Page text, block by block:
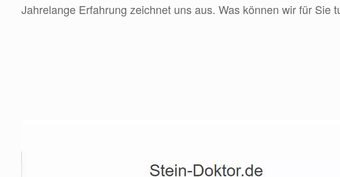
Jahrelange Erfahrung zeichnet uns aus. Was können wir für Sie